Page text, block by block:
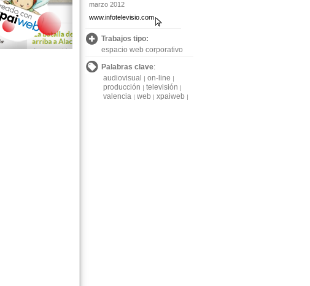
marzo 2012
www.infotelevisio.com
Trabajos tipo:
espacio web corporativo
Palabras clave:
audiovisual
on-line
producción
televisión
valencia
web xpaiweb